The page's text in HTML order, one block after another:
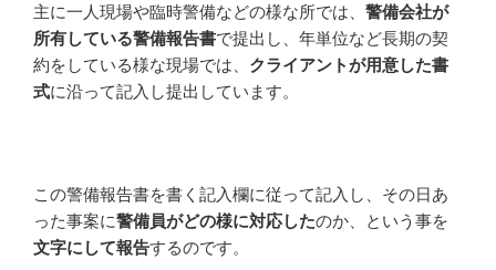
主に一人現場や臨時警備などの様な所では、 警備会社が
所有している警備報告書で提出し、年単位など長期の契
約をしている様な現場では、 クライアントが用意した書
式に沿って記入し提出しています。
この警備報告書を書く記入欄に従って記入し、その日あ
った事案に警備員がどの様に対応したのか、という事を
文字にして報告するのです。